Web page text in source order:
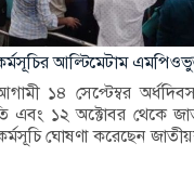
আল্টিমেটাম
১৪ সেপ্টেম্বর
এবং ১২ অক্টোবর থেকে
ঘোষণা করেছেন